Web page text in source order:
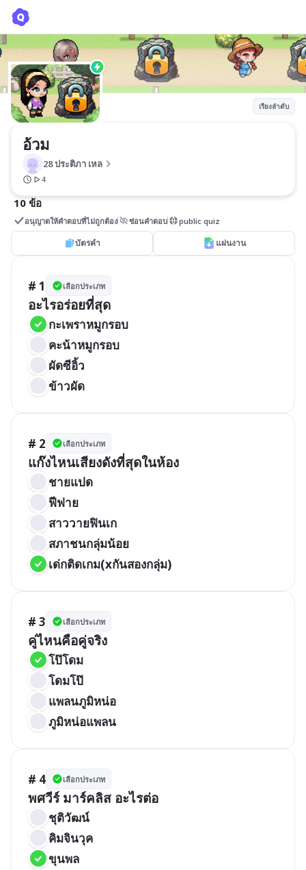
เรียงลำดับ
อ้วม
28 ประติภา เหล
4
10 ข้อ
อนุญาตให้คำตอบที่ไม่ถูกต้อง ซ่อนคำตอบ public quiz
บัตรคำ แผ่นงาน
# 1 เลือกประเภท
อะไรอร่อยที่สุด
กะเพราหมูกรอบ
คะน้าหมูกรอบ
ผัดซีอิ้ว
ข้าวผัด
# 2 เลือกประเภท
แก๊งไหนเสียงดังที่สุดในห้อง
ชายแปด
ฟีฟาย
สาววายฟินเก
สภาชนกลุ่มน้อย
เด่กติดเกม(xกันสองกลุ่ม)
# 3 เลือกประเภท
คู่ไหนคือคู่จริง
โป๊โดม
โดมโป๊
แพลนภูมิหน่อ
ภูมิหน่อแพลน
# 4 เลือกประเภท
พศวีร์ มาร์คลิส อะไรต่อ
ชุติวัฒน์
คิมจินวุค
ขุนพล